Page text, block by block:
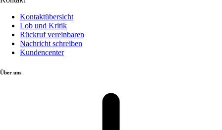
Kontaktübersicht
Lob und Kritik
Rückruf vereinbaren
Nachricht schreiben
Kundencenter
Über uns